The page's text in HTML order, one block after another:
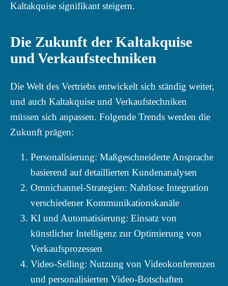
Kaltakquise signifikant steigern.
Die Zukunft der Kaltakquise
und Verkaufstechniken
Die Welt des Vertriebs entwickelt sich ständig weiter,
und auch Kaltakquise und Verkaufstechniken
müssen sich anpassen. Folgende Trends werden die
Zukunft prägen:
Personalisierung: Maßgeschneiderte Ansprache
basierend auf detaillierten Kundenanalysen
Omnichannel-Strategien: Nahtlose Integration
verschiedener Kommunikationskanäle
KI und Automatisierung: Einsatz von
künstlicher Intelligenz zur Optimierung von
Verkaufsprozessen
Video-Selling: Nutzung von Videokonferenzen
und personalisierten Video-Botschaften